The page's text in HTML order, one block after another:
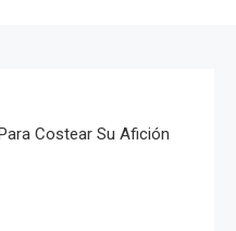
Costear Su Afición